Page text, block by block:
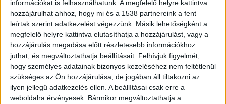
információkat is felhasználhatunk. A megfelelő helyre kattintva
hozzájárulhat ahhoz, hogy mi és a 1538 partnereink a fent
leírtak szerint adatkezelést végezzünk. Másik lehetőségként a
megfelelő helyre kattintva elutasíthatja a hozzájárulást, vagy a
hozzájárulás megadása előtt részletesebb információkhoz
juthat, és megváltoztathatja beállításait. Felhívjuk figyelmét,
hogy személyes adatainak bizonyos kezeléséhez nem feltétlenül
szükséges az Ön hozzájárulása, de jogában áll tiltakozni az
ilyen jellegű adatkezelés ellen. A beállításai csak erre a
weboldalra érvényesek. Bármikor megváltoztathatja a
EZ IS ÉRDEKELHET
Fenntarthatóság kézzel foghatóan:
különleges workshop-sorozat indul
HOZZÁSZÓLÁS KÜLDÉSE